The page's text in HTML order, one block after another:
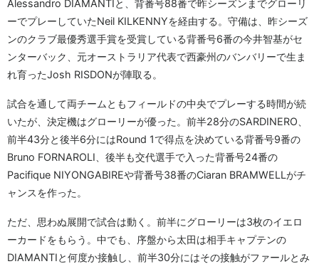
Alessandro DIAMANTIと、背番号88番で昨シーズンまでグローリ
ーでプレーしていたNeil KILKENNYを経由する。守備は、昨シーズ
ンのクラブ最優秀選手賞を受賞している背番号6番の今井智基がセ
ンターバック、元オーストラリア代表で西豪州のバンバリーで生ま
れ育ったJosh RISDONが陣取る。
試合を通して両チームともフィールドの中央でプレーする時間が続
いたが、決定機はグローリーが優った。前半28分のSARDINERO、
前半43分と後半6分にはRound 1で得点を決めている背番号9番の
Bruno FORNAROLI、後半も交代選手で入った背番号24番の
Pacifique NIYONGABIREや背番号38番のCiaran BRAMWELLがチ
ャンスを作った。
ただ、思わぬ展開で試合は動く。前半にグローリーは3枚のイエロ
ーカードをもらう。中でも、序盤から太田は相手キャプテンの
DIAMANTIと何度か接触し、前半30分にはその接触がファールとみ